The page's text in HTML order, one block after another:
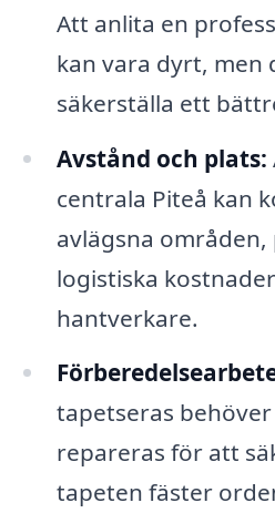
Att anlita en
kan vara dyrt, men
säkerställa ett
Avstånd och plats:
centrala Piteå kan
avlägsna
logistiska
hantverkare.
tapetseras
repareras för att
tapeten fäster